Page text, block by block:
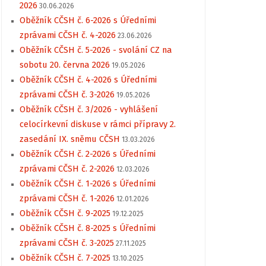
2026 30.06.2026
Oběžník CČSH č. 6-2026 s Úředními
zprávami CČSH č. 4-2026 23.06.2026
Oběžník CČSH č. 5-2026 - svolání CZ na
sobotu 20. června 2026 19.05.2026
Oběžník CČSH č. 4-2026 s Úředními
zprávami CČSH č. 3-2026 19.05.2026
Oběžník CČSH č. 3/2026 - vyhlášení
celocírkevní diskuse v rámci přípravy 2.
zasedání IX. sněmu CČSH 13.03.2026
Oběžník CČSH č. 2-2026 s Úředními
zprávami CČSH č. 2-2026 12.03.2026
Oběžník CČSH č. 1-2026 s Úředními
zprávami CČSH č. 1-2026 12.01.2026
Oběžník CČSH č. 9-2025 19.12.2025
Oběžník CČSH č. 8-2025 s Úředními
zprávami CČSH č. 3-2025 27.11.2025
Oběžník CČSH č. 7-2025 13.10.2025